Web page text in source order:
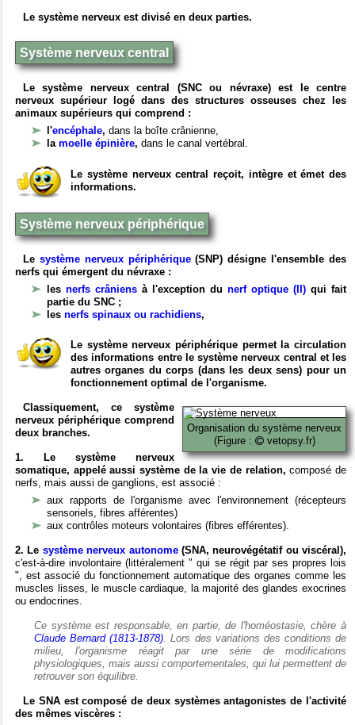
Le système nerveux est divisé en deux parties.
Système nerveux central
Le système nerveux central (SNC ou névraxe) est le centre
nerveux supérieur logé dans des structures osseuses chez les
animaux supérieurs qui comprend :
l'encéphale, dans la boîte crânienne,
la moelle épinière, dans le canal vertébral.
Le système nerveux central reçoit, intègre et émet des
informations.
Système nerveux périphérique
Le système nerveux périphérique(SNP) désigne l'ensemble des
nerfs qui émergent du névraxe :
les nerfs crâniens à l'exception du nerf optique (II) qui fait
partie du SNC ;
les nerfs spinaux ou rachidiens,
Le système nerveux périphérique permet la circulation
des informations entre le système nerveux central et les
autres organes du corps (dans les deux sens) pour un
fonctionnement optimal de l'organisme.
Organisation du système nerveux
(Figure :
vetopsy.fr)
Classiquement, ce système
nerveux périphérique comprend
deux branches.
1. Le système nerveux
somatique, appelé aussi système de la vie de relation, composé de
nerfs, mais aussi de ganglions, est associé :
aux rapports de l'organisme avec l'environnement (récepteurs
sensoriels, fibres afférentes)
aux contrôles moteurs volontaires (fibres efférentes).
2. Le système nerveux autonome(SNA, neurovégétatif ou viscéral),
c'est-à-dire involontaire (littéralement " qui se régit par ses propres lois
", est associé du fonctionnement automatique des organes comme les
muscles lisses, le muscle cardiaque, la majorité des glandes exocrines
ou endocrines.
Ce système est responsable, en partie, de l'homéostasie, chère à
Claude Bernard (1813-1878). Lors des variations des conditions de
milieu, l'organisme réagit par une série de modifications
physiologiques, mais aussi comportementales, qui lui permettent de
retrouver son équilibre.
Le SNA est composé de deux systèmes antagonistes de l'activité
des mêmes viscères :